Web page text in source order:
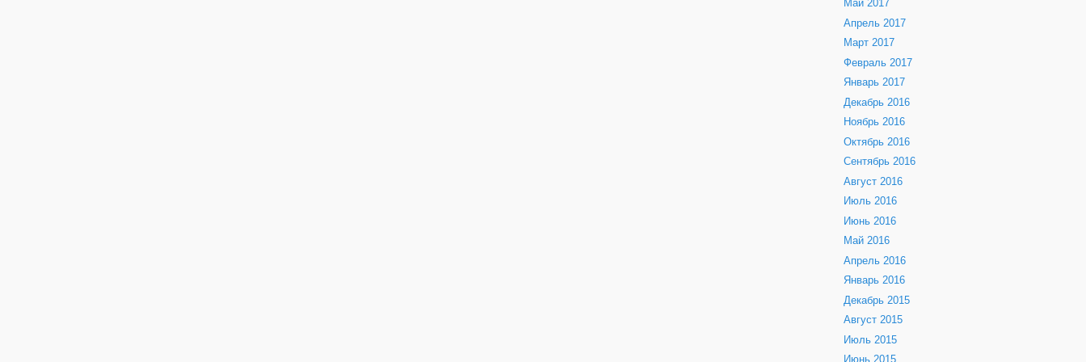
Май 2017
Апрель 2017
Март 2017
Февраль 2017
Январь 2017
Декабрь 2016
Ноябрь 2016
Октябрь 2016
Сентябрь 2016
Август 2016
Июль 2016
Июнь 2016
Май 2016
Апрель 2016
Январь 2016
Декабрь 2015
Август 2015
Июль 2015